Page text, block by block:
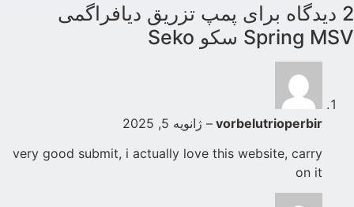
2 دیدگاه برای
پمپ تزریق دیافراگمی
Spring MSV سکو Seko
vorbelutrioperbir
– ژانویه 5, 2025
very good submit, i actually love this website, carry
on it